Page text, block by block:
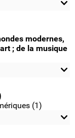
modernes,
; de la musique
(1)